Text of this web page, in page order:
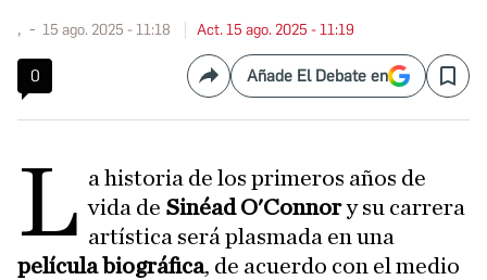
, 15 ago. 2025 - 11:18 Act. 15 ago. 2025 - 11:19
0 CompartirAñade El Debate en Save
L a historia de los primeros años de
vida de Sinéad O'Connory su carrera
artística será plasmada en una
película biográfica, de acuerdo con el medio